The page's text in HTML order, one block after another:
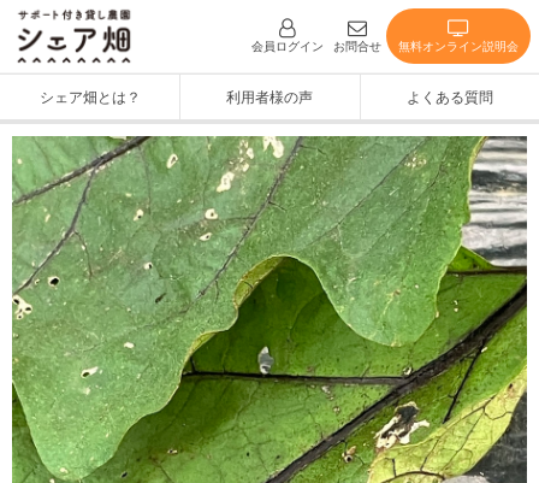
会員ログイン お問合せ 無料オンライン説明会
シェア畑とは？ 利用者様の声 よくある質問